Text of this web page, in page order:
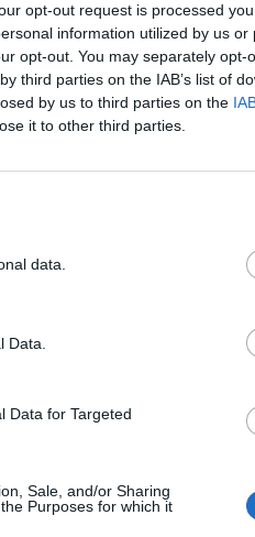
opt-out request is processed
information utilized by us or
opt-out. You may separately opt-
third parties on the IAB’s list of
by us to third parties on the
it to other third parties.
data.
Data.
Data for Targeted
Sale, and/or Sharing
Purposes for which it